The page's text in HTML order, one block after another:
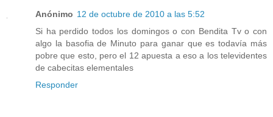
Anónimo 12 de octubre de 2010 a las 5:52
Si ha perdido todos los domingos o con Bendita Tv o con
algo la basofia de Minuto para ganar que es todavía más
pobre que esto, pero el 12 apuesta a eso a los televidentes
de cabecitas elementales
Responder